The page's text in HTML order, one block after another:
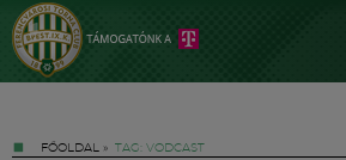
FŐOLDAL » TAG: VODCAST